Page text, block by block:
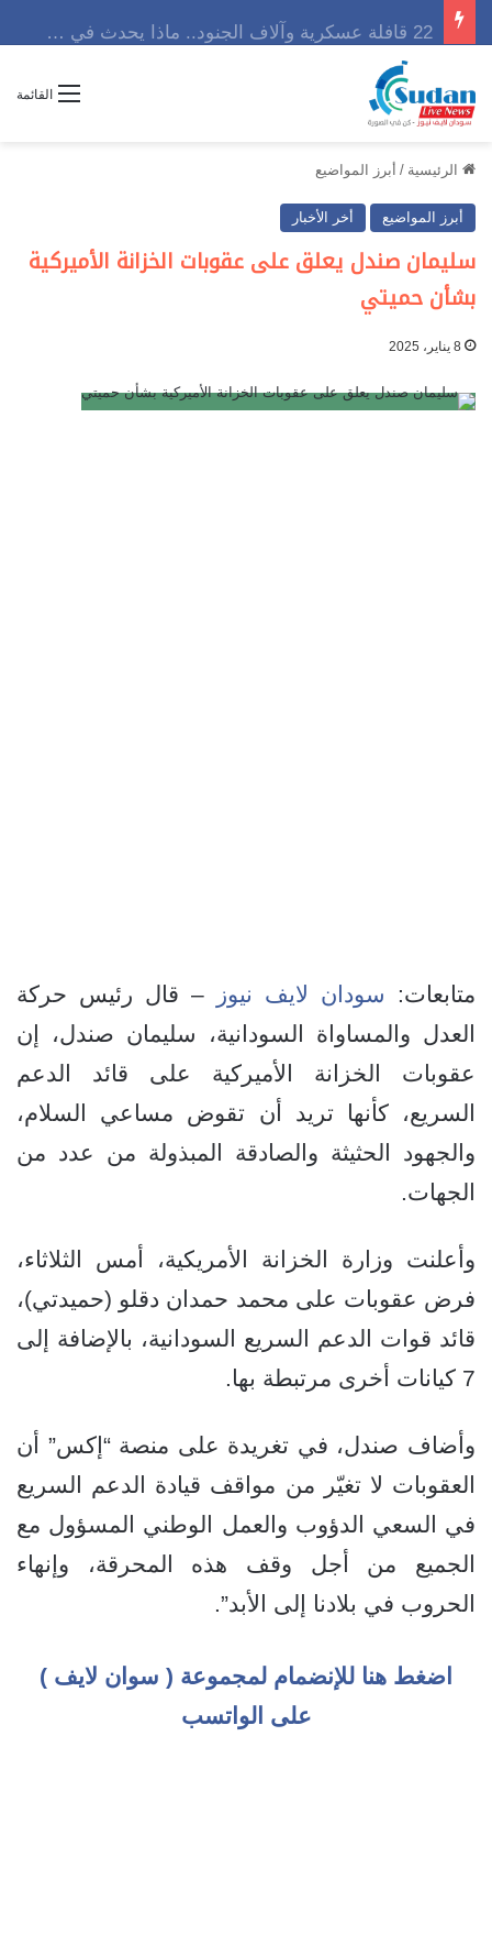
القائمة
الرئيسية / أبرز المواضيع
أبرز المواضيع أخر الأخبار
سليمان صندل يعلق على عقوبات الخزانة الأميركية
بشأن حميتي
8 يناير، 2025
متابعات: سودان لايف نيوز
– قال رئيس حركة
العدل والمساواة السودانية، سليمان صندل، إن
عقوبات الخزانة الأميركية على قائد الدعم
السريع، كأنها تريد أن تقوض مساعي السلام،
والجهود الحثيثة والصادقة المبذولة من عدد من
الجهات.
وأعلنت وزارة الخزانة الأمريكية، أمس الثلاثاء،
فرض عقوبات على محمد حمدان دقلو (حميدتي)،
قائد قوات الدعم السريع السودانية، بالإضافة إلى
7 كيانات أخرى مرتبطة بها.
وأضاف صندل، في تغريدة على منصة “إكس” أن
العقوبات لا تغيّر من مواقف قيادة الدعم السريع
في السعي الدؤوب والعمل الوطني المسؤول مع
الجميع من أجل وقف هذه المحرقة، وإنهاء
الحروب في بلادنا إلى الأبد”.
اضغط هنا للإنضمام لمجموعة ( سوان لايف )
على الواتسب